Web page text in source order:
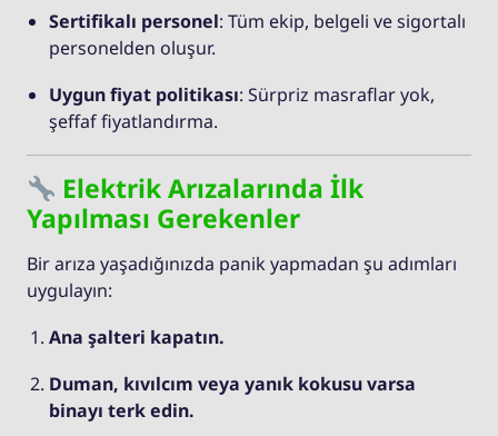
Sertifikalı personel: Tüm ekip, belgeli ve sigortalı
personelden oluşur.
Uygun fiyat politikası: Sürpriz masraflar yok,
şeffaf fiyatlandırma.
Elektrik Arızalarında İlk
Yapılması Gerekenler
Bir arıza yaşadığınızda panik yapmadan şu adımları
uygulayın:
Ana şalteri kapatın.
Duman, kıvılcım veya yanık kokusu varsa
binayı terk edin.